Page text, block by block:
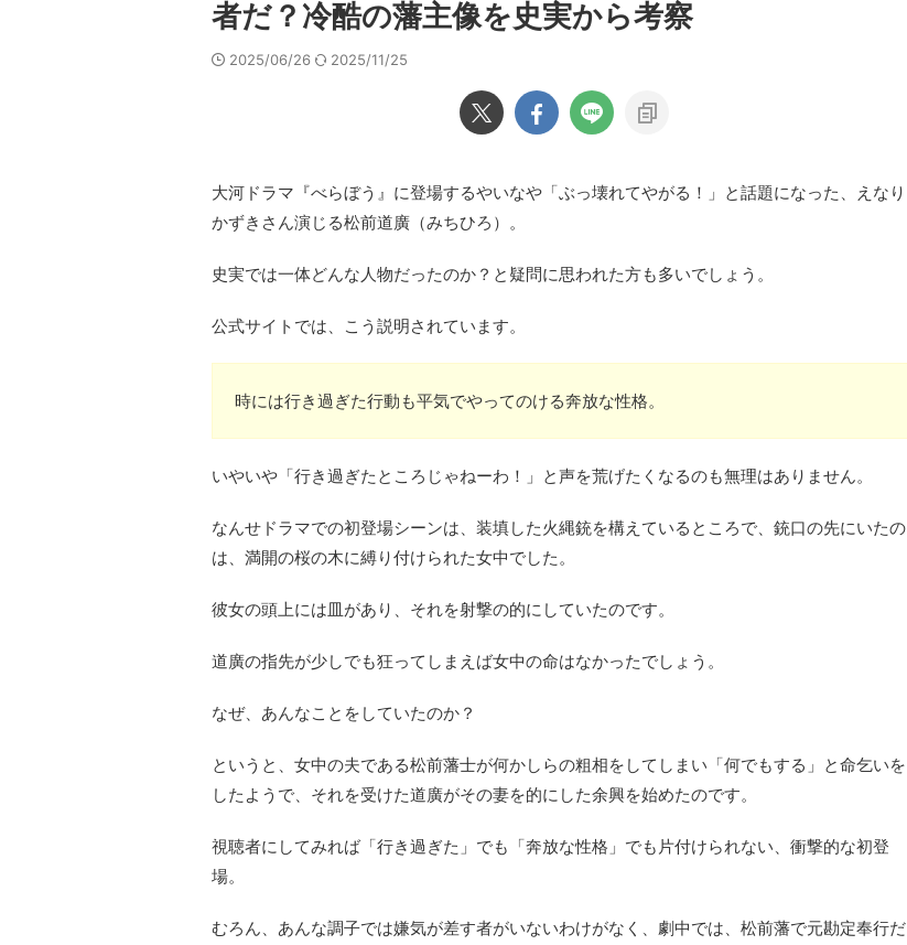
者だ？冷酷の藩主像を史実から考察
2025/06/26 2025/11/25
大河ドラマ『べらぼう』に登場するやいなや「ぶっ壊れてやがる！」と話題になった、えなり
かずきさん演じる松前道廣（みちひろ）。
史実では一体どんな人物だったのか？と疑問に思われた方も多いでしょう。
公式サイトでは、こう説明されています。
時には行き過ぎた行動も平気でやってのける奔放な性格。
いやいや「行き過ぎたところじゃねーわ！」と声を荒げたくなるのも無理はありません。
なんせドラマでの初登場シーンは、装填した火縄銃を構えているところで、銃口の先にいたの
は、満開の桜の木に縛り付けられた女中でした。
彼女の頭上には皿があり、それを射撃の的にしていたのです。
道廣の指先が少しでも狂ってしまえば女中の命はなかったでしょう。
なぜ、あんなことをしていたのか？
というと、女中の夫である松前藩士が何かしらの粗相をしてしまい「何でもする」と命乞いを
したようで、それを受けた道廣がその妻を的にした余興を始めたのです。
視聴者にしてみれば「行き過ぎた」でも「奔放な性格」でも片付けられない、衝撃的な初登
場。
むろん、あんな調子では嫌気が差す者がいないわけがなく、劇中では、松前藩で元勘定奉行だ